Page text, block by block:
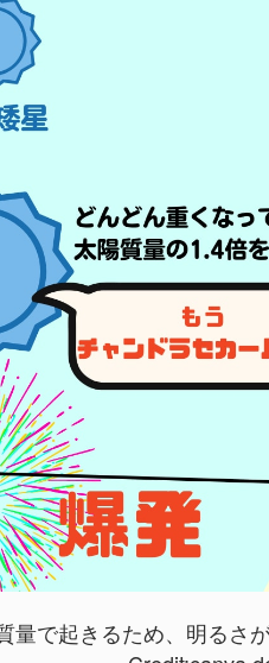
量で起きるため、明るさ